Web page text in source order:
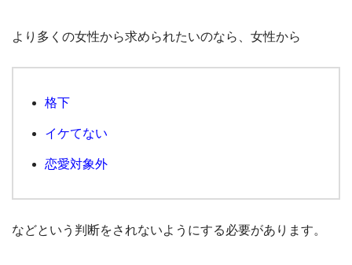
より多くの女性から求められたいのなら、女性から
格下
イケてない
恋愛対象外
などという判断をされないようにする必要があります。